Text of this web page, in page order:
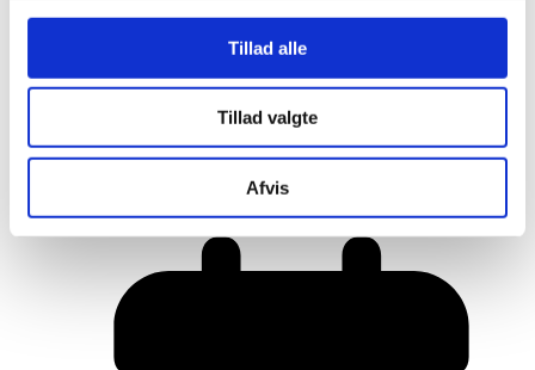
Tillad alle
Tillad valgte
Afvis
Her er alle vinderne fra årets Danish
Rainbow Awards